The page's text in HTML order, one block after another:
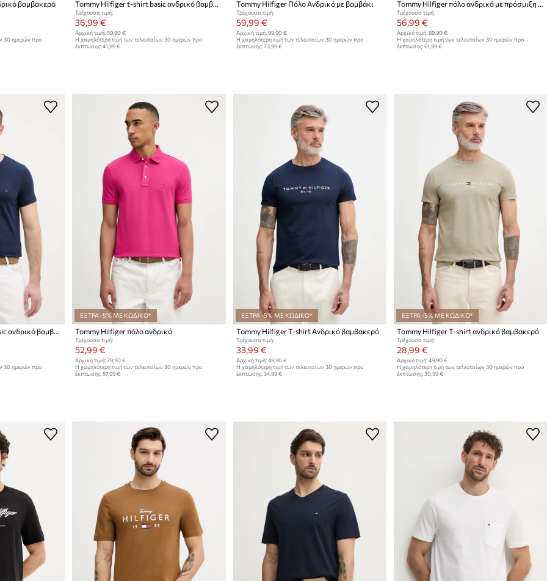
βαμβακερό
30 ημερών προ
Tommy Hilfiger t-shirt basic ανδρικό βαμβακερό
Τρέχουσα τιμή:
36,99 €
Αρχική τιμή: 59,90 €
Η χαμηλότερη τιμή των τελευταίων 30 ημερών προ
έκπτωσης: 41,99 €
Tommy Hilfiger Πόλο Ανδρικό με βαμβάκι
Τρέχουσα τιμή:
59,99 €
Αρχική τιμή: 99,90 €
Η χαμηλότερη τιμή των τελευταίων 30 ημερών προ
έκπτωσης: 73,99 €
Tommy Hilfiger πόλο ανδρικό με πρόσμιξη λινού
Τρέχουσα τιμή:
56,99 €
Αρχική τιμή: 89,90 €
Η χαμηλότερη τιμή των τελευταίων 30 ημερών προ
έκπτωσης: 61,99 €
Tommy Hilfiger T-shirt basic ανδρικό βαμβακερό με ελαστάν
30 ημερών προ
ΕΞΤΡΑ -5% ΜΕ ΚΩΔΙΚΟ*
Tommy Hilfiger πόλο ανδρικό
Τρέχουσα τιμή:
52,99 €
Αρχική τιμή: 79,90 €
Η χαμηλότερη τιμή των τελευταίων 30 ημερών προ
έκπτωσης: 57,99 €
ΕΞΤΡΑ -5% ΜΕ ΚΩΔΙΚΟ*
Tommy Hilfiger T-shirt Ανδρικό βαμβακερό
Τρέχουσα τιμή:
33,99 €
Αρχική τιμή: 49,90 €
Η χαμηλότερη τιμή των τελευταίων 30 ημερών προ
έκπτωσης: 34,99 €
ΕΞΤΡΑ -5% ΜΕ ΚΩΔΙΚΟ*
Tommy Hilfiger T-shirt ανδρικό βαμβακερό
Τρέχουσα τιμή:
28,99 €
Αρχική τιμή: 49,90 €
Η χαμηλότερη τιμή των τελευταίων 30 ημερών προ
έκπτωσης: 30,99 €